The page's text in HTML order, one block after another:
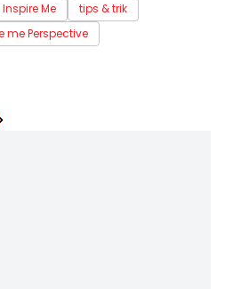
Inspire Me
tips & trik
me Perspective